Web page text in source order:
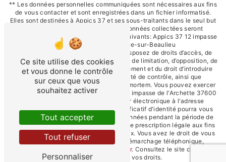
** Les données personnelles communiquées sont nécessaires aux fins
de vous contacter et sont enregistrées dans un fichier informatisé.
Elles sont destinées à Appics 37 et ses sous-traitants dans le seul but
de répondre à votre message. Les données collectées seront
communiquées aux seuls destinataires suivants: Appics 37 12 impasse
de l'Archette 37600 Ferrière-sur-Beaulieu
p.depond.appics37@outlook.fr. Vous disposez de droits d’accès, de
rectification, d’effacement, de portabilité, de limitation, d’opposition, de
retrait de votre consentement à tout moment et du droit d’introduire
une réclamation auprès d’une autorité de contrôle, ainsi que
d’organiser le sort de vos données post-mortem. Vous pouvez exercer
ces droits par voie postale à l'adresse 12 impasse de l'Archette 37600
Ferrière-sur-Beaulieu ou par courrier électronique à l'adresse
p.depond.appics37@outlook.fr. Un justificatif d'identité pourra vous
être demandé. Nous conservons vos données pendant la période de
prise de contact puis pendant la durée de prescription légale aux fins
probatoires et de gestion des contentieux. Vous avez le droit de vous
inscrire sur la liste d'opposition au démarchage téléphonique,
Bloctel.gouv.fr. Consultez le site cnil.fr pour
plus d’informations sur vos droits.
Ce site utilise des cookies
et vous donne le contrôle
sur ceux que vous
souhaitez activer
Tout accepter
Tout refuser
Personnaliser